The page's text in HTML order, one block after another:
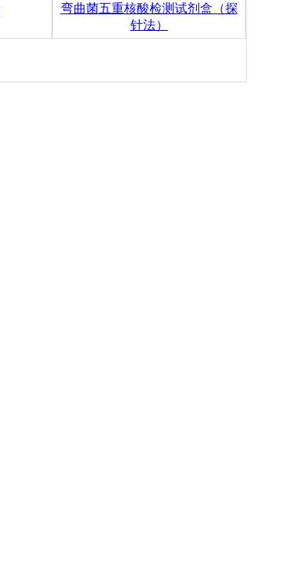
弯曲菌五重核酸检测试剂盒（探
针法）